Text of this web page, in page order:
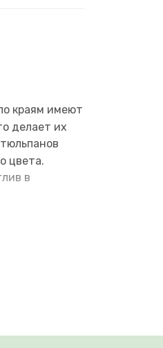
краям имеют
делает их
цвета.
в